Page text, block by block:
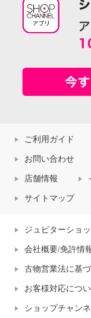
ご利用ガイド
お問い合わせ
店舗情報
サイトマップ
ジュピターショ
会社概要/免許情
古物営業法に基
お客様対応につ
ショップチャン